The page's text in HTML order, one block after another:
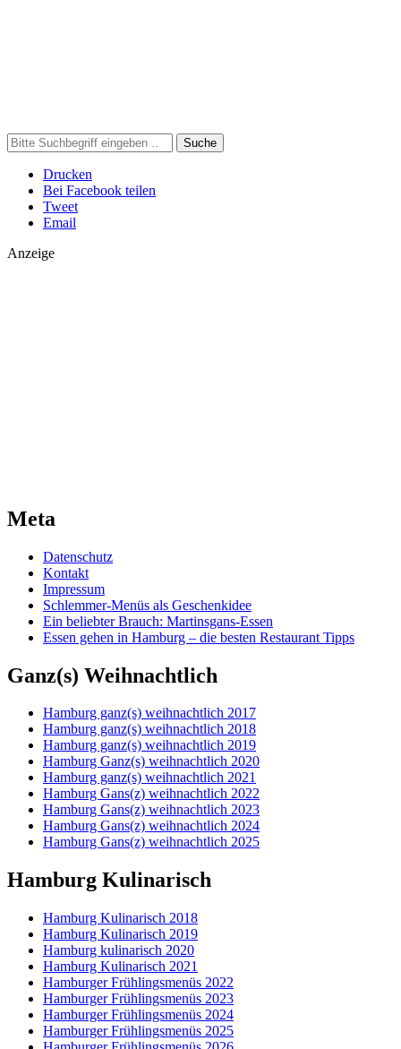
Suche
Drucken
Bei Facebook teilen
Tweet
Email
Anzeige
Meta
Datenschutz
Kontakt
Impressum
Schlemmer-Menüs als Geschenkidee
Ein beliebter Brauch: Martinsgans-Essen
Essen gehen in Hamburg – die besten Restaurant Tipps
Ganz(s) Weihnachtlich
Hamburg ganz(s) weihnachtlich 2017
Hamburg ganz(s) weihnachtlich 2018
Hamburg ganz(s) weihnachtlich 2019
Hamburg Ganz(s) weihnachtlich 2020
Hamburg ganz(s) weihnachtlich 2021
Hamburg Gans(z) weihnachtlich 2022
Hamburg Gans(z) weihnachtlich 2023
Hamburg Gans(z) weihnachtlich 2024
Hamburg Gans(z) weihnachtlich 2025
Hamburg Kulinarisch
Hamburg Kulinarisch 2018
Hamburg Kulinarisch 2019
Hamburg kulinarisch 2020
Hamburg Kulinarisch 2021
Hamburger Frühlingsmenüs 2022
Hamburger Frühlingsmenüs 2023
Hamburger Frühlingsmenüs 2024
Hamburger Frühlingsmenüs 2025